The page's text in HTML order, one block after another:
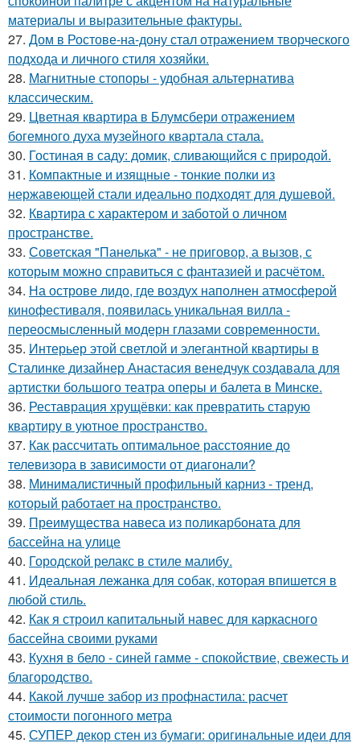
материалы и выразительные фактуры.
27. Дом в Ростове-на-дону стал отражением творческого
подхода и личного стиля хозяйки.
28. Магнитные стопоры - удобная альтернатива
классическим.
29. Цветная квартира в Блумсбери отражением
богемного духа музейного квартала стала.
30. Гостиная в саду: домик, сливающийся с природой.
31. Компактные и изящные - тонкие полки из
нержавеющей стали идеально подходят для душевой.
32. Квартира с характером и заботой о личном
пространстве.
33. Советская "Панелька" - не приговор, а вызов, с
которым можно справиться с фантазией и расчётом.
34. На острове лидо, где воздух наполнен атмосферой
кинофестиваля, появилась уникальная вилла -
переосмысленный модерн глазами современности.
35. Интерьер этой светлой и элегантной квартиры в
Сталинке дизайнер Анастасия венедчук создавала для
артистки большого театра оперы и балета в Минске.
36. Реставрация хрущёвки: как превратить старую
квартиру в уютное пространство.
37. Как рассчитать оптимальное расстояние до
телевизора в зависимости от диагонали?
38. Минималистичный профильный карниз - тренд,
который работает на пространство.
39. Преимущества навеса из поликарбоната для
бассейна на улице
40. Городской релакс в стиле малибу.
41. Идеальная лежанка для собак, которая впишется в
любой стиль.
42. Как я строил капитальный навес для каркасного
бассейна своими руками
43. Кухня в бело - синей гамме - спокойствие, свежесть и
благородство.
44. Какой лучше забор из профнастила: расчет
стоимости погонного метра
45. СУПЕР декор стен из бумаги: оригинальные идеи для